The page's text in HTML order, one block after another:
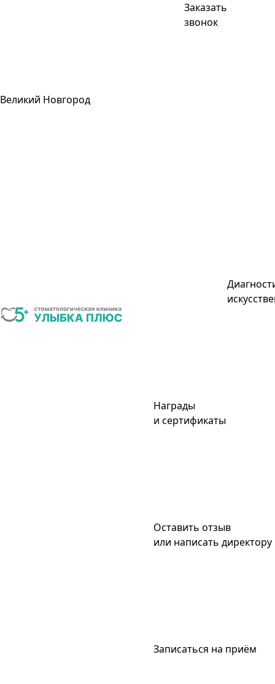
Великий Новгород
Заказать
звонок
Награды
и сертификаты
Оставить отзыв
или написать директору
Записаться на приём